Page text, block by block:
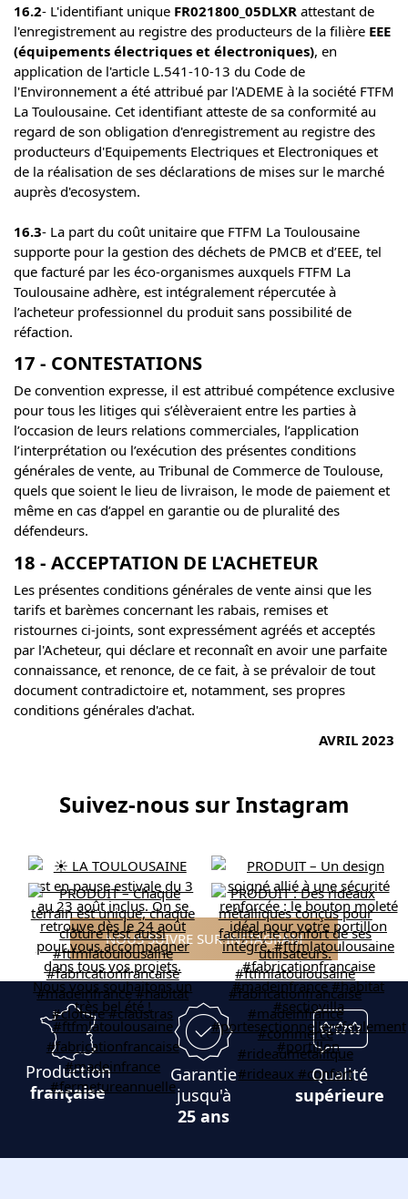
16.2- L'identifiant unique FR021800_05DLXR attestant de
l'enregistrement au registre des producteurs de la filière EEE
(équipements électriques et électroniques), en
application de l'article L.541-10-13 du Code de
l'Environnement a été attribué par l'ADEME à la société FTFM
La Toulousaine. Cet identifiant atteste de sa conformité au
regard de son obligation d'enregistrement au registre des
producteurs d'Equipements Electriques et Electroniques et
de la réalisation de ses déclarations de mises sur le marché
auprès d'ecosystem.
16.3- La part du coût unitaire que FTFM La Toulousaine
supporte pour la gestion des déchets de PMCB et d’EEE, tel
que facturé par les éco-organismes auxquels FTFM La
Toulousaine adhère, est intégralement répercutée à
l’acheteur professionnel du produit sans possibilité de
réfaction.
17 - CONTESTATIONS
De convention expresse, il est attribué compétence exclusive
pour tous les litiges qui s’élèveraient entre les parties à
l’occasion de leurs relations commerciales, l’application
l’interprétation ou l’exécution des présentes conditions
générales de vente, au Tribunal de Commerce de Toulouse,
quels que soient le lieu de livraison, le mode de paiement et
même en cas d’appel en garantie ou de pluralité des
défendeurs.
18 - ACCEPTATION DE L'ACHETEUR
Les présentes conditions générales de vente ainsi que les
tarifs et barèmes concernant les rabais, remises et
ristournes ci-joints, sont expressément agréés et acceptés
par l'Acheteur, qui déclare et reconnaît en avoir une parfaite
connaissance, et renonce, de ce fait, à se prévaloir de tout
document contradictoire et, notamment, ses propres
conditions générales d'achat.
AVRIL 2023
Suivez-nous sur Instagram
NOUS SUIVRE SUR INSTAGRAM
Production
française
Garantie
jusqu'à
25 ans
Qualité
supérieure